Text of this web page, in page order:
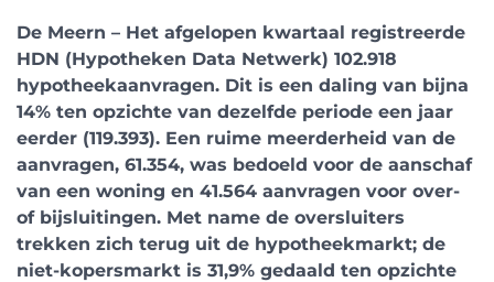
De Meern – Het afgelopen kwartaal registreerde
HDN (Hypotheken Data Netwerk) 102.918
hypotheekaanvragen. Dit is een daling van bijna
14% ten opzichte van dezelfde periode een jaar
eerder (119.393). Een ruime meerderheid van de
aanvragen, 61.354, was bedoeld voor de aanschaf
van een woning en 41.564 aanvragen voor over-
of bijsluitingen. Met name de oversluiters
trekken zich terug uit de hypotheekmarkt; de
niet-kopersmarkt is 31,9% gedaald ten opzichte